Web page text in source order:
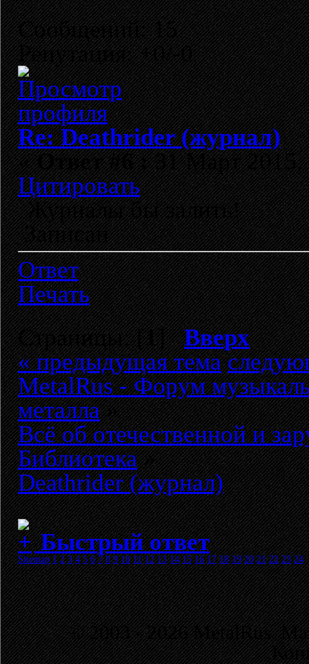
Сообщений: 15
Репутация: +0/-0
Re: Deathrider (журнал)
«Ответ #6 :31 Март 2015,
Цитировать
Журналы бы залить!
Записан
Ответ
Печать
Страницы: [1]Вверх
« предыдущая тема
MetalRus - Форум
металла»
Всё об отечественной и
Библиотека»
Deathrider (журнал)
Быстрый ответ
Sitemap 1 2 3 4 5 6 7 8 9 10 11 12 13 14 15 16 17 18 19 20 21 22 23 24
© 2003 - 2026 MetalRus.